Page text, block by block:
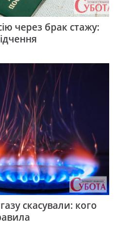
через брак стажу:
скасували: кого